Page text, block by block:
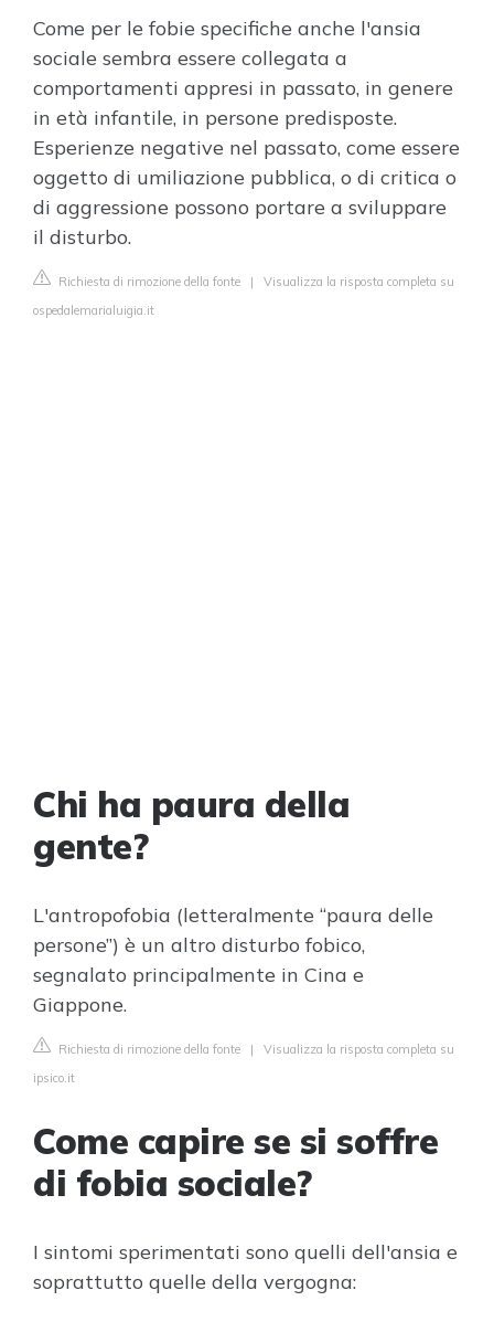
Come per le fobie specifiche anche l'ansia
sociale sembra essere collegata a
comportamenti appresi in passato, in genere
in età infantile, in persone predisposte.
Esperienze negative nel passato, come essere
oggetto di umiliazione pubblica, o di critica o
di aggressione possono portare a sviluppare
il disturbo.
Richiesta di rimozione della fonte | Visualizza la risposta completa su
ospedalemarialuigia.it
Chi ha paura della
gente?
L'antropofobia (letteralmente “paura delle
persone”) è un altro disturbo fobico,
segnalato principalmente in Cina e
Giappone.
Richiesta di rimozione della fonte | Visualizza la risposta completa su
ipsico.it
Come capire se si soffre
di fobia sociale?
I sintomi sperimentati sono quelli dell'ansia e
soprattutto quelle della vergogna: